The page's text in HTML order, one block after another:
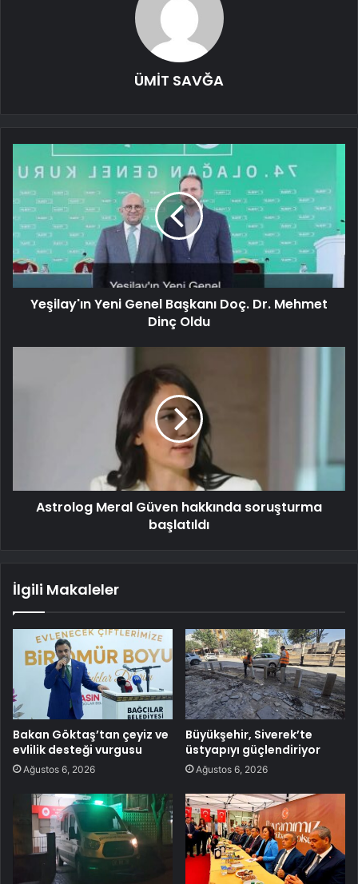
ÜMİT SAVĞA
Yeşilay'ın Yeni Genel Başkanı Doç. Dr. Mehmet
Dinç Oldu
Astrolog Meral Güven hakkında soruşturma
başlatıldı
İlgili Makaleler
Bakan Göktaş’tan çeyiz ve
evlilik desteği vurgusu
Ağustos 6, 2026
Büyükşehir, Siverek’te
üstyapıyı güçlendiriyor
Ağustos 6, 2026